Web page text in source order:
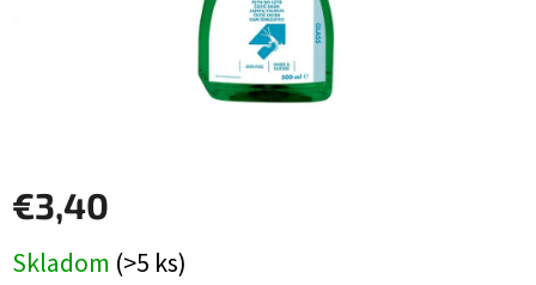
€3,40
cena:
Skladom (>5 ks)